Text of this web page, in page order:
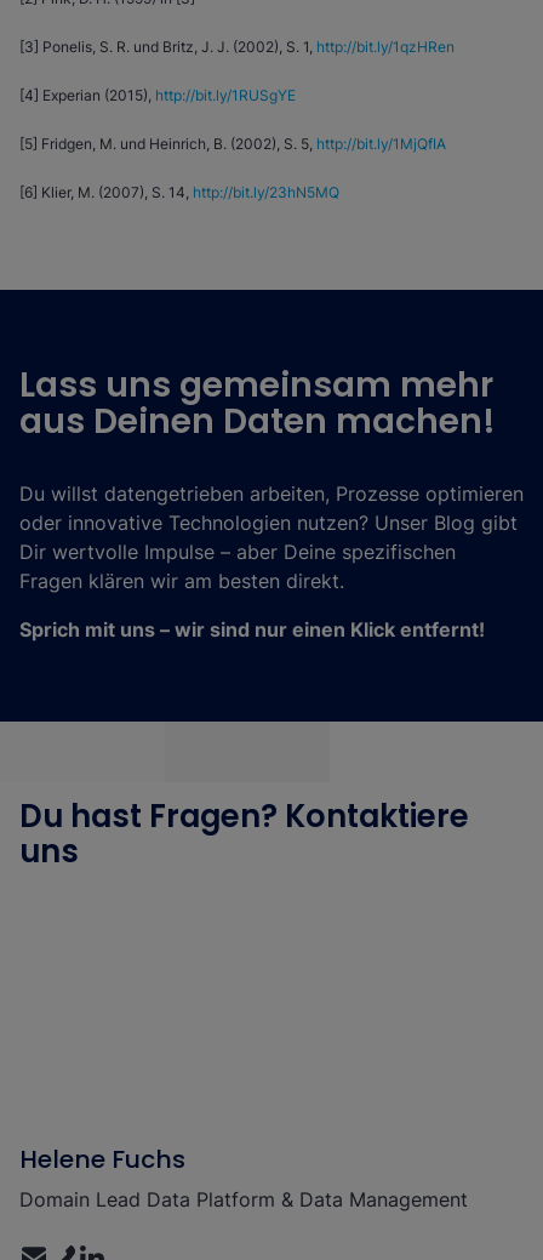
[3] Ponelis, S. R. und Britz, J. J. (2002), S. 1, http://bit.ly/1qzHRen
[4] Experian (2015), http://bit.ly/1RUSgYE
[5] Fridgen, M. und Heinrich, B. (2002), S. 5, http://bit.ly/1MjQfIA
[6] Klier, M. (2007), S. 14, http://bit.ly/23hN5MQ
Lass uns gemeinsam mehr
aus Deinen Daten machen!
Du willst datengetrieben arbeiten, Prozesse optimieren
oder innovative Technologien nutzen? Unser Blog gibt
Dir wertvolle Impulse – aber Deine spezifischen
Fragen klären wir am besten direkt.
Sprich mit uns – wir sind nur einen Klick entfernt!
Du hast Fragen? Kontaktiere
uns
Helene Fuchs
Domain Lead Data Platform & Data Management